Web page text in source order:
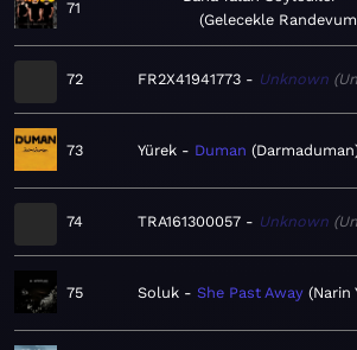
71
Gelecekle
72 FR2X41941773 Unknown
73 Yürek Duman Darmaduman
74 TRA161300057 Unknown
75 Soluk She Past Away Narin